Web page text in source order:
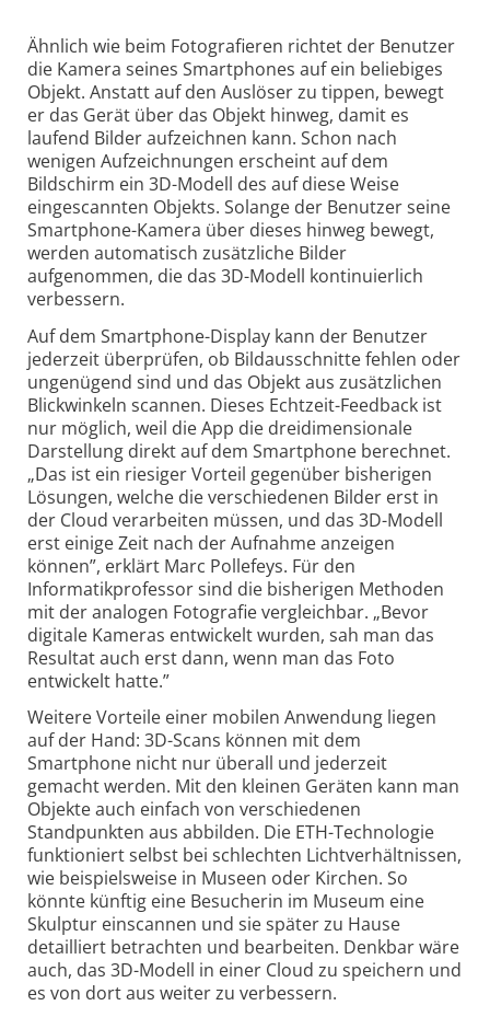
Ähnlich wie beim Fotografieren richtet der Benutzer
die Kamera seines Smartphones auf ein beliebiges
Objekt. Anstatt auf den Auslöser zu tippen, bewegt
er das Gerät über das Objekt hinweg, damit es
laufend Bilder aufzeichnen kann. Schon nach
wenigen Aufzeichnungen erscheint auf dem
Bildschirm ein 3D-Modell des auf diese Weise
eingescannten Objekts. Solange der Benutzer seine
Smartphone-Kamera über dieses hinweg bewegt,
werden automatisch zusätzliche Bilder
aufgenommen, die das 3D-Modell kontinuierlich
verbessern.
Auf dem Smartphone-Display kann der Benutzer
jederzeit überprüfen, ob Bildausschnitte fehlen oder
ungenügend sind und das Objekt aus zusätzlichen
Blickwinkeln scannen. Dieses Echtzeit-Feedback ist
nur möglich, weil die App die dreidimensionale
Darstellung direkt auf dem Smartphone berechnet.
„Das ist ein riesiger Vorteil gegenüber bisherigen
Lösungen, welche die verschiedenen Bilder erst in
der Cloud verarbeiten müssen, und das 3D-Modell
erst einige Zeit nach der Aufnahme anzeigen
können”, erklärt Marc Pollefeys. Für den
Informatikprofessor sind die bisherigen Methoden
mit der analogen Fotografie vergleichbar. „Bevor
digitale Kameras entwickelt wurden, sah man das
Resultat auch erst dann, wenn man das Foto
entwickelt hatte.”
Weitere Vorteile einer mobilen Anwendung liegen
auf der Hand: 3D-Scans können mit dem
Smartphone nicht nur überall und jederzeit
gemacht werden. Mit den kleinen Geräten kann man
Objekte auch einfach von verschiedenen
Standpunkten aus abbilden. Die ETH-Technologie
funktioniert selbst bei schlechten Lichtverhältnissen,
wie beispielsweise in Museen oder Kirchen. So
könnte künftig eine Besucherin im Museum eine
Skulptur einscannen und sie später zu Hause
detailliert betrachten und bearbeiten. Denkbar wäre
auch, das 3D-Modell in einer Cloud zu speichern und
es von dort aus weiter zu verbessern.